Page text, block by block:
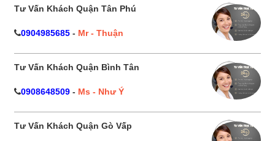
Tư Vấn Khách Quận Tân Phú
0904985685 - Mr - Thuận
Tư Vấn Khách Quận Bình Tân
0908648509 - Ms - Như Ý
Tư Vấn Khách Quận Gò Vấp